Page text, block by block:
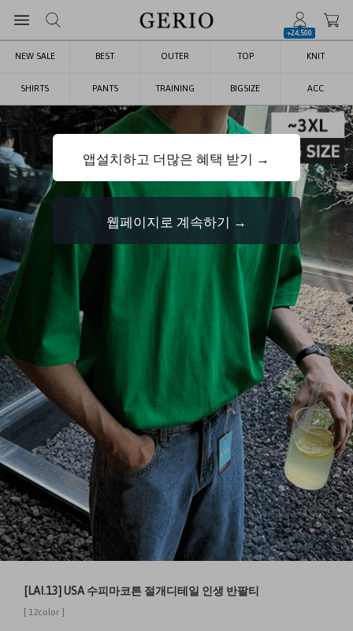
+24,500
NEW SALE BEST OUTER TOP KNIT
SHIRTS PANTS TRAINING BIGSIZE ACC
[LAI.13] USA 수피마코튼 절개디테일 인생 반팔티
[ 12color ]
앱설치하고 더많은 혜택 받기 →
웹페이지로 계속하기 →